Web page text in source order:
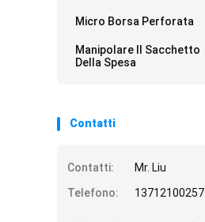
Micro Borsa Perforata
Manipolare Il Sacchetto
Della Spesa
Contatti
Contatti:
Mr. Liu
Telefono:
13712100257